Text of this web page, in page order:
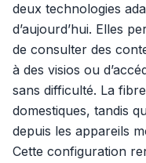
deux technologies
d’aujourd’hui. Elles
de consulter des
à des visios ou
sans difficulté. La
domestiques, tandis
depuis les appareils
Cette configuration